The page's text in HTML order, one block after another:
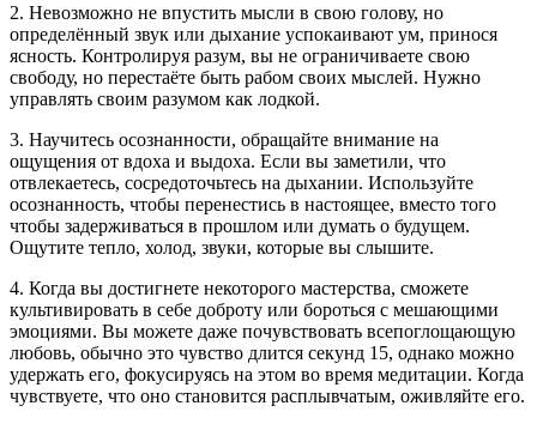
2. Невозможно не впустить мысли в свою голову, но
определённый звук или дыхание успокаивают ум, принося
ясность. Контролируя разум, вы не ограничиваете свою
свободу, но перестаёте быть рабом своих мыслей. Нужно
управлять своим разумом как лодкой.
3. Научитесь осознанности, обращайте внимание на
ощущения от вдоха и выдоха. Если вы заметили, что
отвлекаетесь, сосредоточьтесь на дыхании. Используйте
осознанность, чтобы перенестись в настоящее, вместо того
чтобы задерживаться в прошлом или думать о будущем.
Ощутите тепло, холод, звуки, которые вы слышите.
4. Когда вы достигнете некоторого мастерства, сможете
культивировать в себе доброту или бороться с мешающими
эмоциями. Вы можете даже почувствовать всепоглощающую
любовь, обычно это чувство длится секунд 15, однако можно
удержать его, фокусируясь на этом во время медитации. Когда
чувствуете, что оно становится расплывчатым, оживляйте его.